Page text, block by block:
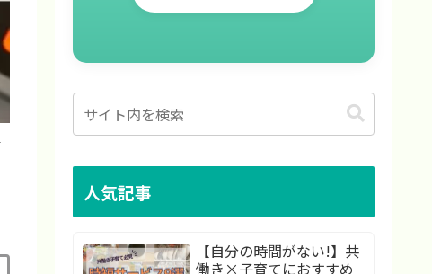
人気記事
【自分の時間がない!】共
働き×子育てにおすすめ